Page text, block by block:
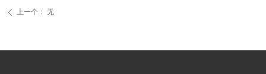
ꄴ 上一个： 无